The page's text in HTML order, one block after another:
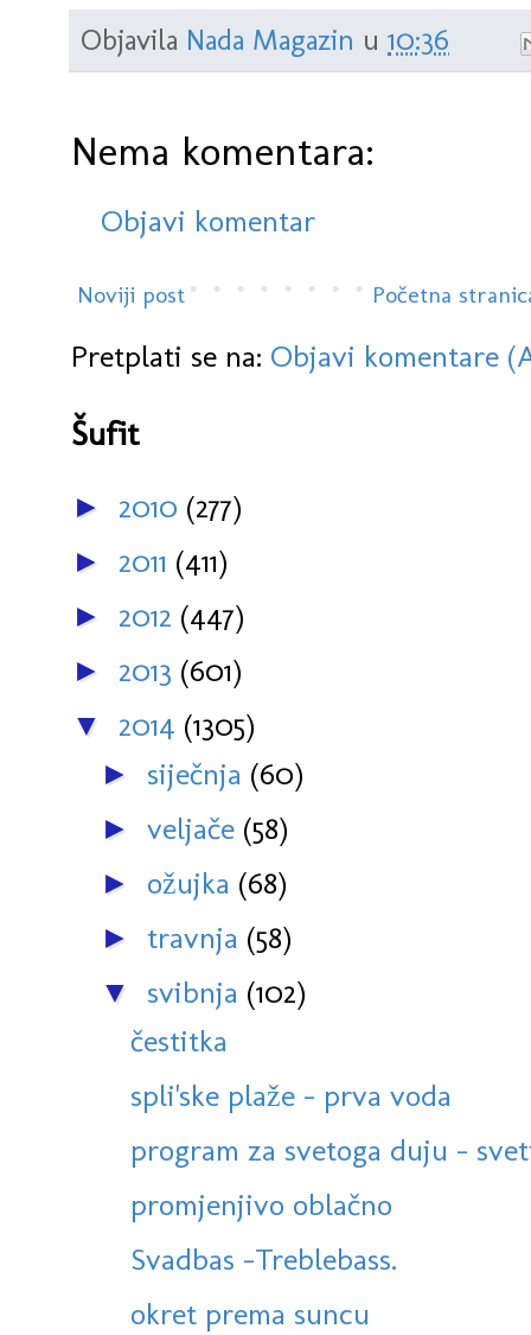
Objavila Nada Magazin u 10:36
Nema komentara:
Objavi komentar
Noviji post Početna
Pretplati se na: Objavi komentare
Šufit
► 2010 (277)
► 2011 (411)
► 2012 (447)
► 2013 (601)
▼ 2014 (1305)
► siječnja (60)
► veljače (58)
► ožujka (68)
► travnja (58)
▼ svibnja (102)
čestitka
spli'ske plaže - prva voda
program za svetoga duju -
promjenjivo oblačno
Svadbas -Treblebass.
okret prema suncu